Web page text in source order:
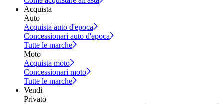
Acquista
Auto
Acquista auto d'epoca
Concessionari auto d'epoca
Tutte le marche
Moto
Acquista moto
Concessionari moto
Tutte le marche
Vendi
Privato